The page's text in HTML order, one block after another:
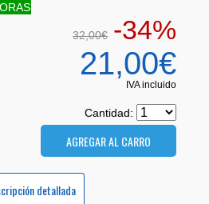
32,00€ -34%
21,00€
IVA incluido
Cantidad:
detallada